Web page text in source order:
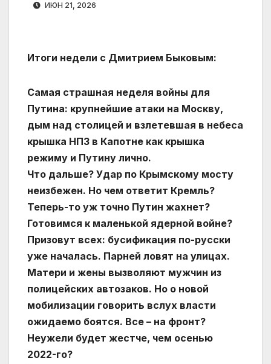
ИЮН 21, 2026
Итоги недели с Дмитрием Быковым:
Самая страшная неделя войны для
Путина: крупнейшие атаки на Москву,
дым над столицей и взлетевшая в небеса
крышка НПЗ в Капотне как крышка
режиму и Путину лично.
Что дальше? Удар по Крымскому мосту
неизбежен. Но чем ответит Кремль?
Теперь-то уж точно Путин жахнет?
Готовимся к маленькой ядерной войне?
Призовут всех: бусификация по-русски
уже началась. Парней ловят на улицах.
Матери и жены вызволяют мужчин из
полицейских автозаков. Но о новой
мобилизации говорить вслух власти
ожидаемо боятся. Все – на фронт?
Неужели будет жестче, чем осенью
2022-го?